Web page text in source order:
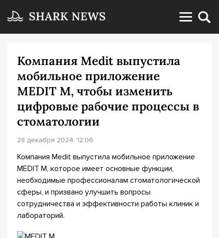
Компания Medit выпустила
мобильное приложение
MEDIT M, чтобы изменить
цифровые рабочие процессы в
стоматологии
28 декабря 2024, 12:06
Компания Medit выпустила мобильное приложение
MEDIT M, которое имеет основные функции,
необходимые профессионалам стоматологической
сферы, и призвано улучшить вопросы
сотрудничества и эффективности работы клиник и
лабораторий.